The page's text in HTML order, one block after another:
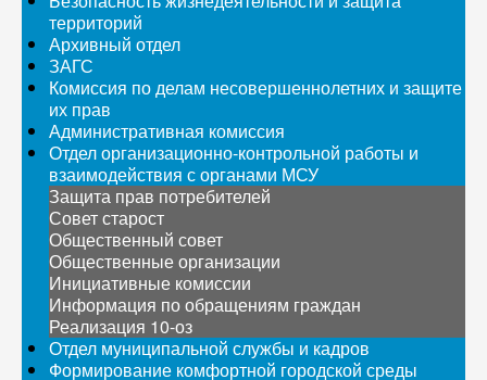
территорий
Архивный отдел
ЗАГС
Комиссия по делам несовершеннолетних и защите
их прав
Административная комиссия
Отдел организационно-контрольной работы и
взаимодействия с органами МСУ
Защита прав потребителей
Совет старост
Общественный совет
Общественные организации
Инициативные комиссии
Информация по обращениям граждан
Реализация 10-оз
Отдел муниципальной службы и кадров
Формирование комфортной городской среды